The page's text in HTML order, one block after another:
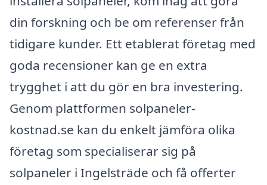
din forskning och be om referenser från
tidigare kunder. Ett etablerat företag med
goda recensioner kan ge en extra
trygghet i att du gör en bra investering.
Genom plattformen solpaneler-
kostnad.se kan du enkelt jämföra olika
företag som specialiserar sig på
solpaneler i Ingelsträde och få offerter